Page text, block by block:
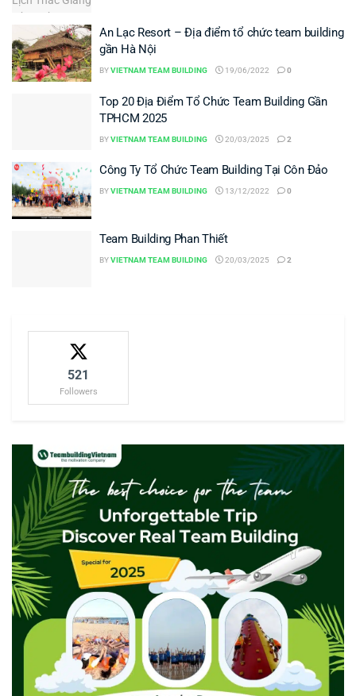
An Lạc Resort – Địa điểm tổ chức team building
gần Hà Nội
BYVIETNAM TEAM BUILDING 19/06/2022 0
Top 20 Địa Điểm Tổ Chức Team Building Gần
TPHCM 2025
BYVIETNAM TEAM BUILDING 20/03/2025 2
Công Ty Tổ Chức Team Building Tại Côn Đảo
BYVIETNAM TEAM BUILDING 13/12/2022 0
Team Building Phan Thiết
BYVIETNAM TEAM BUILDING 20/03/2025 2
521
Followers